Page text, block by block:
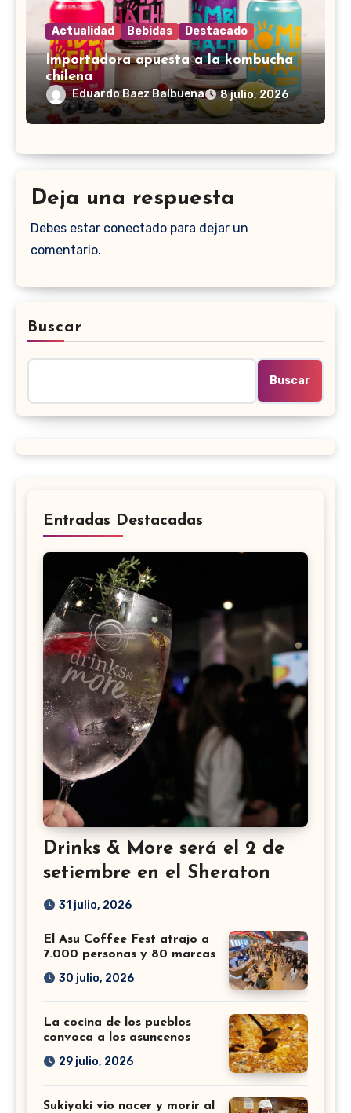
Actualidad Bebidas Destacado
Importadora apuesta a la kombucha
chilena
Eduardo Baez Balbuena 8 julio, 2026
Deja una respuesta
Debes estar conectado para dejar un
comentario.
Buscar
Buscar
Entradas Destacadas
Drinks & More será el 2 de
setiembre en el Sheraton
31 julio, 2026
El Asu Coffee Fest atrajo a
7.000 personas y 80 marcas
30 julio, 2026
La cocina de los pueblos
convoca a los asuncenos
29 julio, 2026
Sukiyaki vio nacer y morir al